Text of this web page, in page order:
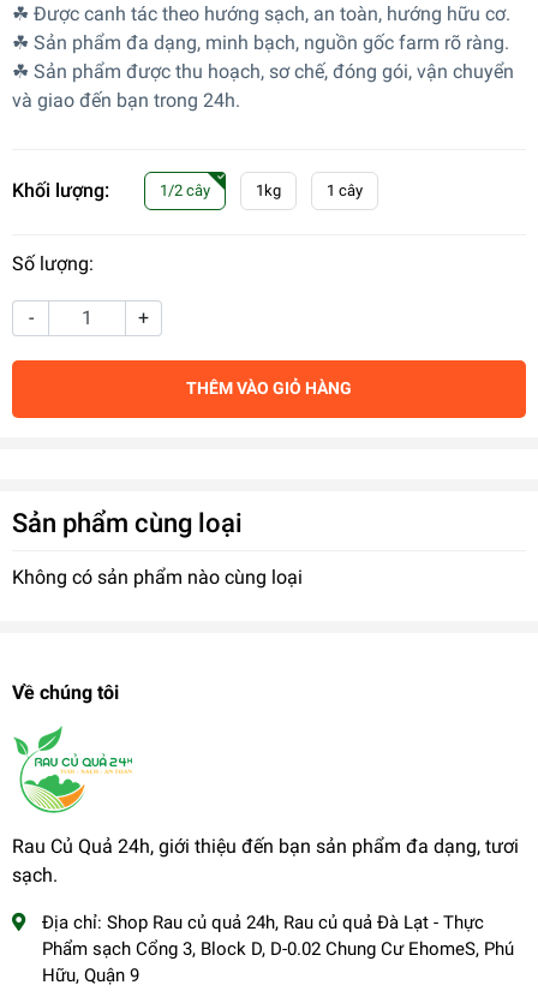
☘ Được canh tác theo hướng sạch, an toàn, hướng hữu cơ.
☘ Sản phẩm đa dạng, minh bạch, nguồn gốc farm rõ ràng.
☘ Sản phẩm được thu hoạch, sơ chế, đóng gói, vận chuyển
và giao đến bạn trong 24h.
Khối lượng: 1/2 cây 1kg 1 cây
Số lượng:
- +
THÊM VÀO GIỎ HÀNG
Sản phẩm cùng loại
Không có sản phẩm nào cùng loại
Về chúng tôi
Rau Củ Quả 24h, giới thiệu đến bạn sản phẩm đa dạng, tươi
sạch.
Địa chỉ: Shop Rau củ quả 24h, Rau củ quả Đà Lạt - Thực
Phẩm sạch Cổng 3, Block D, D-0.02 Chung Cư EhomeS, Phú
Hữu, Quận 9